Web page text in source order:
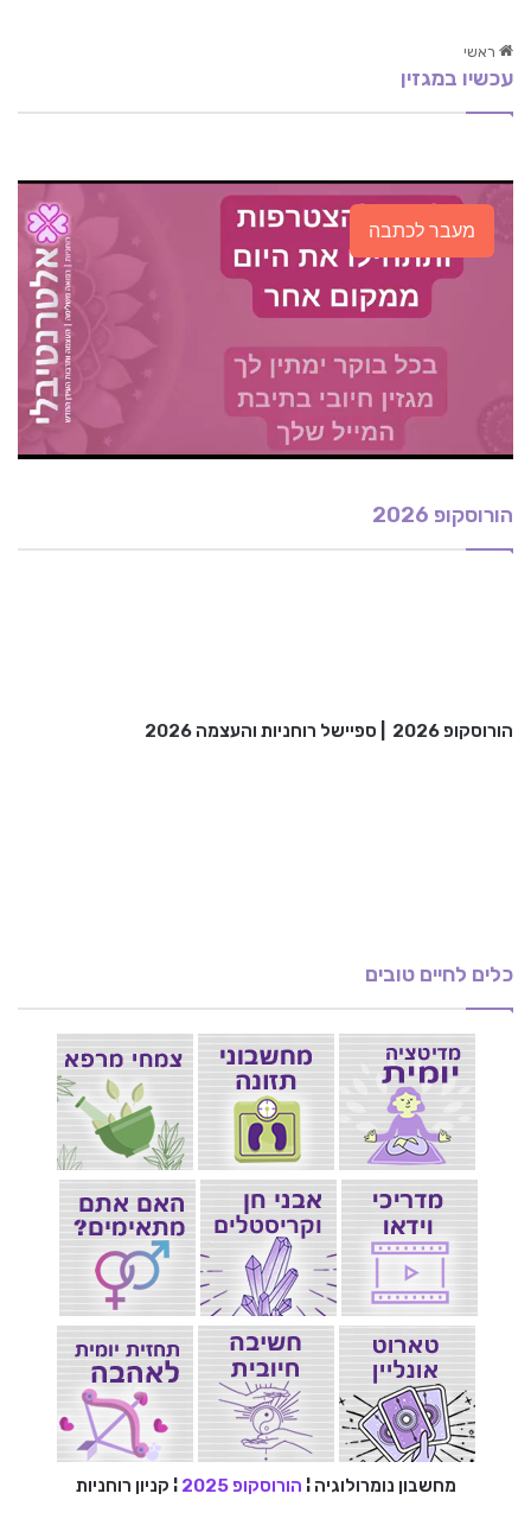
ראשי
עכשיו במגזין
מעבר לכתבה
הורוסקופ 2026
הורוסקופ 2026 ספיישל רוחניות והעצמה 2026
כלים לחיים טובים
מחשבון נומרולוגיה ¦ הורוסקופ 2025 ¦ קניון רוחניות